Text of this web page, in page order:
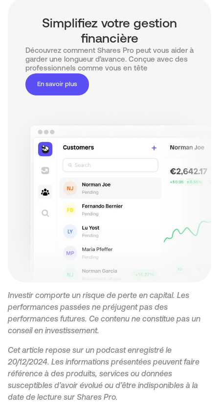
Simplifiez votre gestion
financière
Découvrez comment Shares Pro peut vous aider à
garder une longueur d’avance. Conçue avec des
professionnels comme vous en tête
En savoir plus
Investir comporte un risque de perte en capital. Les
performances passées ne préjugent pas des
performances futures. Ce contenu ne constitue pas un
conseil en investissement.
Cet article repose sur un podcast enregistré le
20/12/2024. Les informations présentées peuvent faire
référence à des produits, services ou données
susceptibles d’avoir évolué ou d’être indisponibles à la
date de lecture sur Shares Pro.